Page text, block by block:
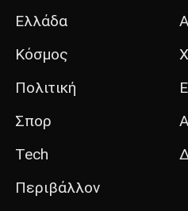
Ελλάδα
Κόσμος
Πολιτική
Σπορ
Tech
Περιβάλλον